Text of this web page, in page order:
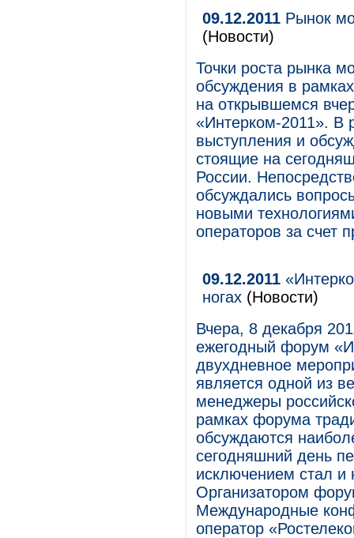
09.12.2011 Рынок
(Новости)
Точки роста рынка
обсуждения в
на открывшемся
«Интерком-2011». В
выступления и
стоящие на
России.
обсуждались
новыми
операторов за счет
09.12.2011
ногах (Новости)
Вчера, 8 декабря
ежегодный форум
двухдневное
является одной из
менеджеры
рамках форума
обсуждаются
сегодняшний день
исключением стал
Организатором
Международные
оператор